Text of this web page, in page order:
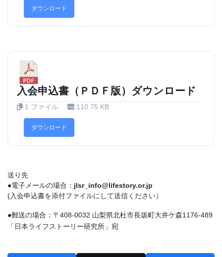
ダウンロード
入会申込書（ＰＤＦ版）ダウンロード
1 ファイル 110.75 KB
ダウンロード
送り先
●電子メールの場合： jlsr_info@lifestory.or.jp
(入会申込書を添付ファイルにして送信ください）
●郵送の場合：〒408-0032 山梨県北杜市長坂町大井ケ森1176-489
「日本ライフストーリー研究所」宛